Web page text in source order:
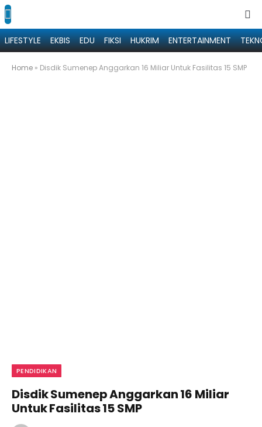
LIFESTYLE EKBIS EDU FIKSI HUKRIM ENTERTAINMENT
Home » Disdik Sumenep Anggarkan 16 Miliar Untuk Fasilitas 15 SMP
PENDIDIKAN
Disdik Sumenep Anggarkan 16 Miliar
Untuk Fasilitas 15 SMP